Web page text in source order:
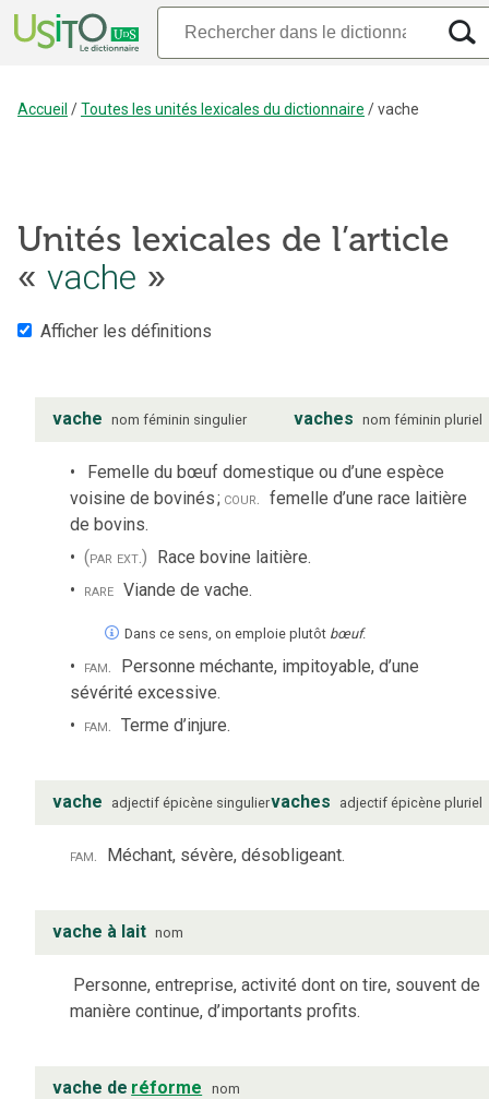
Accueil /Toutes les unités lexicales du dictionnaire /vache
Unités lexicales de l’article
« vache »
Afficher les définitions
vache nom féminin singulier vaches nom féminin pluriel
Femelle du bœuf domestique ou d’une espèce
voisine de bovinés; cour. femelle d’une race laitière
de bovins.
(par ext.) Race bovine laitière.
rare Viande de vache.
Dans ce sens, on emploie plutôt bœuf.
fam. Personne méchante, impitoyable, d’une
sévérité excessive.
fam. Terme d’injure.
vache adjectif épicène singuliervaches adjectif épicène pluriel
fam. Méchant, sévère, désobligeant.
vache à lait nom
Personne, entreprise, activité dont on tire, souvent de
manière continue, d’importants profits.
vache de réforme nom